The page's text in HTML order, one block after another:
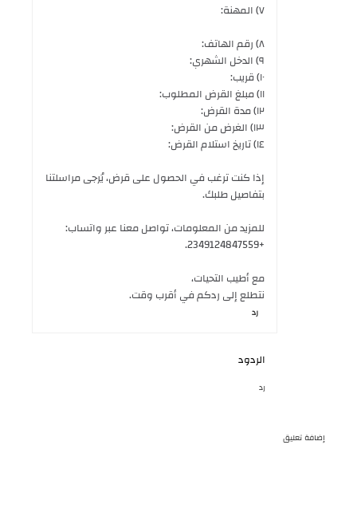
٧) المهنة:
٨) رقم الهاتف:
٩) الدخل الشهري:
١٠) قريب:
١١) مبلغ القرض المطلوب:
١٢) مدة القرض:
١٣) الغرض من القرض:
١٤) تاريخ استلام القرض:
إذا كنت ترغب في الحصول على قرض، يُرجى مراسلتنا
بتفاصيل طلبك.
للمزيد من المعلومات، تواصل معنا عبر واتساب:
+2349124847559.
مع أطيب التحيات،
نتطلع إلى ردكم في أقرب وقت.
رد
الردود
رد
إضافة تعليق